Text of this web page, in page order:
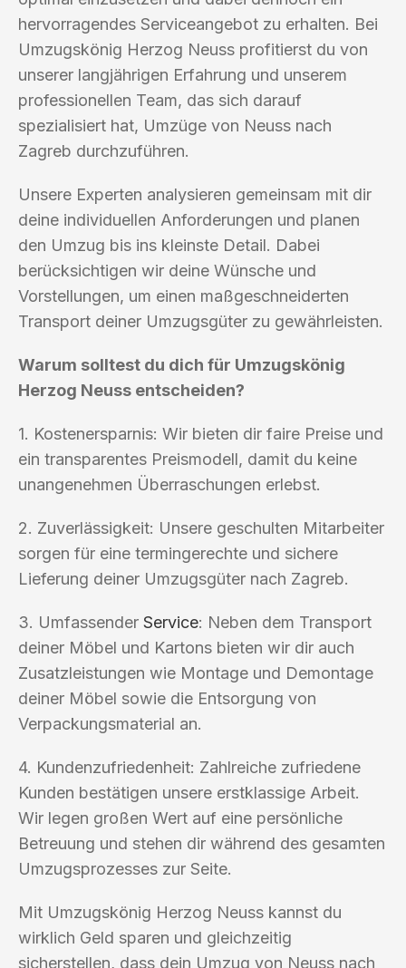
hervorragendes Serviceangebot zu erhalten. Bei
Umzugskönig Herzog Neuss profitierst du von
unserer langjährigen Erfahrung und unserem
professionellen Team, das sich darauf
spezialisiert hat, Umzüge von Neuss nach
Zagreb durchzuführen.
Unsere Experten analysieren gemeinsam mit dir
deine individuellen Anforderungen und planen
den Umzug bis ins kleinste Detail. Dabei
berücksichtigen wir deine Wünsche und
Vorstellungen, um einen maßgeschneiderten
Transport deiner Umzugsgüter zu gewährleisten.
Warum solltest du dich für Umzugskönig
Herzog Neuss entscheiden?
1. Kostenersparnis: Wir bieten dir faire Preise und
ein transparentes Preismodell, damit du keine
unangenehmen Überraschungen erlebst.
2. Zuverlässigkeit: Unsere geschulten Mitarbeiter
sorgen für eine termingerechte und sichere
Lieferung deiner Umzugsgüter nach Zagreb.
3. Umfassender Service: Neben dem Transport
deiner Möbel und Kartons bieten wir dir auch
Zusatzleistungen wie Montage und Demontage
deiner Möbel sowie die Entsorgung von
Verpackungsmaterial an.
4. Kundenzufriedenheit: Zahlreiche zufriedene
Kunden bestätigen unsere erstklassige Arbeit.
Wir legen großen Wert auf eine persönliche
Betreuung und stehen dir während des gesamten
Umzugsprozesses zur Seite.
Mit Umzugskönig Herzog Neuss kannst du
wirklich Geld sparen und gleichzeitig
sicherstellen, dass dein Umzug von Neuss nach